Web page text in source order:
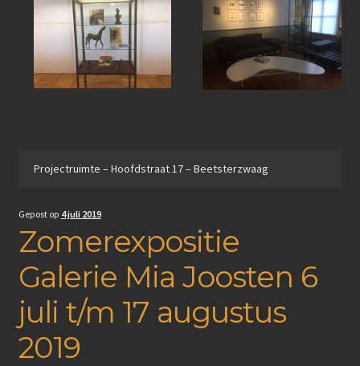
Projectruimte – Hoofdstraat 17 – Beetsterzwaag
Gepost op 4 juli 2019
Zomerexpositie
Galerie Mia Joosten 6
juli t/m 17 augustus
2019